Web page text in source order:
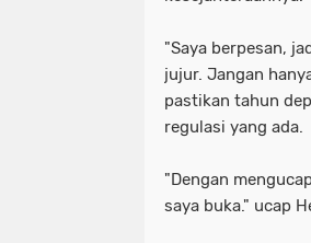
"​Saya berpesan,
jujur. Jangan
pastikan tahun
regulasi yang ada.
"​Dengan
saya buka." ucap